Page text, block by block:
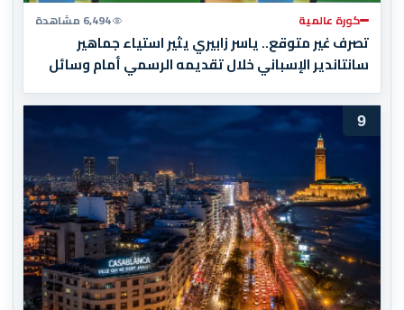
كورة عالمية 6,494 مشاهدة
تصرف غير متوقع.. ياسر زابيري يثير استياء جماهير
سانتاندير الإسباني خلال تقديمه الرسمي أمام وسائل
9